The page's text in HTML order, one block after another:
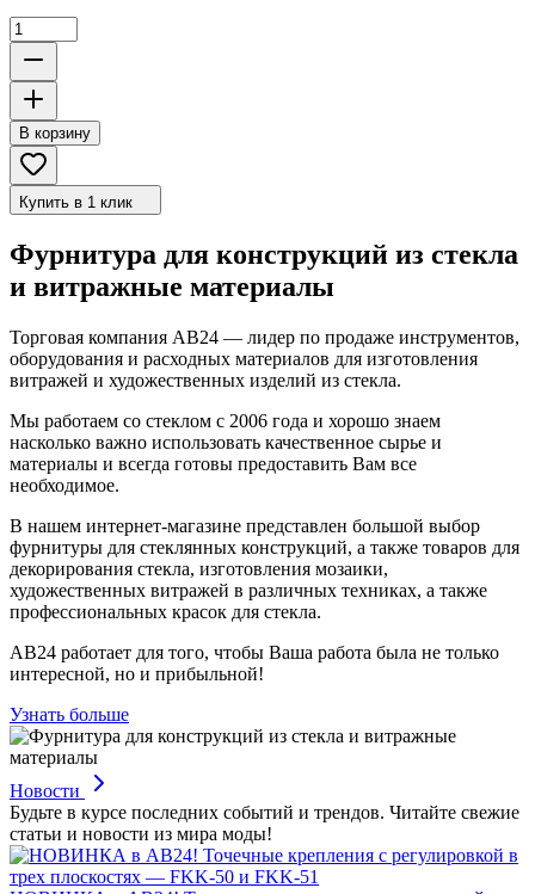
В корзину
Купить в 1 клик
Фурнитура для конструкций из стекла
и витражные материалы
Торговая компания АВ24 — лидер по продаже инструментов,
оборудования и расходных материалов для изготовления
витражей и художественных изделий из стекла.
Мы работаем со стеклом с 2006 года и хорошо знаем
насколько важно использовать качественное сырье и
материалы и всегда готовы предоставить Вам все
необходимое.
В нашем интернет-магазине представлен большой выбор
фурнитуры для стеклянных конструкций, а также товаров для
декорирования стекла, изготовления мозаики,
художественных витражей в различных техниках, а также
профессиональных красок для стекла.
АВ24 работает для того, чтобы Ваша работа была не только
интересной, но и прибыльной!
Узнать больше
Новости
Будьте в курсе последних событий и трендов. Читайте свежие
статьи и новости из мира моды!